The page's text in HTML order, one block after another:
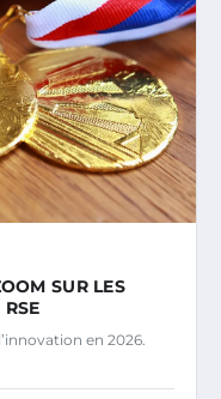
SUR LES
en 2026.